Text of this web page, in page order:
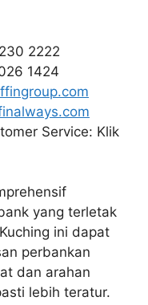
2222
1424
Service: Klik
yang terletak
ini dapat
perbankan
dan arahan
lebih teratur.